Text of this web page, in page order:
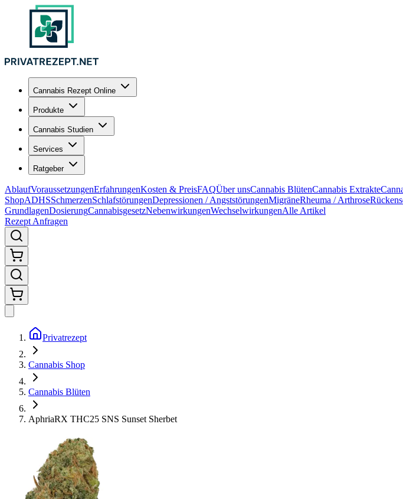
Cannabis Rezept Online
Produkte
Cannabis Studien
Services
Ratgeber
AblaufVoraussetzungenErfahrungenKosten & PreisFAQÜber unsCannabis BlütenCannabis Extrakte
ShopADHSSchmerzenSchlafstörungenDepressionen / AngststörungenMigräneRheuma / Arthrose
GrundlagenDosierungCannabisgesetzNebenwirkungenWechselwirkungenAlle Artikel
Rezept Anfragen
Privatrezept
Cannabis Shop
Cannabis Blüten
AphriaRX THC25 SNS Sunset Sherbet